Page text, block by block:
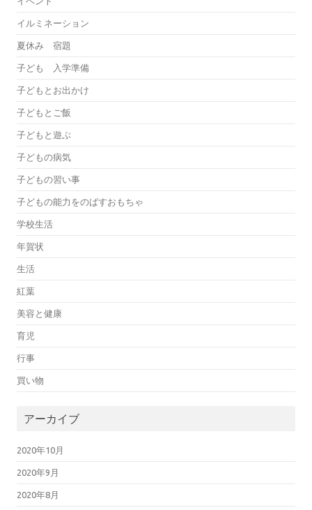
イルミネーション
夏休み 宿題
子ども 入学準備
子どもとお出かけ
子どもとご飯
子どもと遊ぶ
子どもの病気
子どもの習い事
子どもの能力をのばすおもちゃ
学校生活
年賀状
生活
紅葉
美容と健康
育児
行事
買い物
アーカイブ
2020年10月
2020年9月
2020年8月